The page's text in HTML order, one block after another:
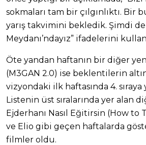
sokmaları tam bir çılgınlıktı. Bir
yarış takvimini bekledik. Şimdi
Meydanı’ndayız” ifadelerini
Öte yandan haftanın bir diğer
(M3GAN 2.0) ise beklentilerin
vizyondaki ilk haftasında 4.
Listenin üst sıralarında yer alan
Ejderhanı Nasıl Eğitirsin (How to
ve Elio gibi geçen haftalarda
filmler oldu.